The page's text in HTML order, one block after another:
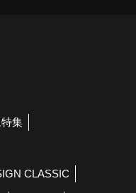
集
CLASSIC